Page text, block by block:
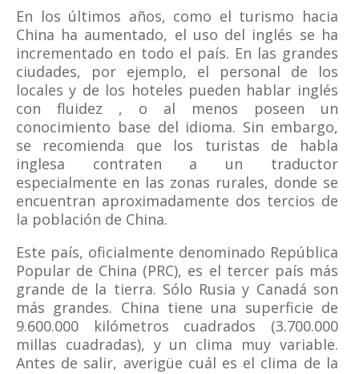
En los últimos años, como el turismo hacia
China ha aumentado, el uso del inglés se ha
incrementado en todo el país. En las grandes
ciudades, por ejemplo, el personal de los
locales y de los hoteles pueden hablar inglés
con fluidez , o al menos poseen un
conocimiento base del idioma. Sin embargo,
se recomienda que los turistas de habla
inglesa contraten a un traductor
especialmente en las zonas rurales, donde se
encuentran aproximadamente dos tercios de
la población de China.
Este país, oficialmente denominado República
Popular de China (PRC), es el tercer país más
grande de la tierra. Sólo Rusia y Canadá son
más grandes. China tiene una superficie de
9.600.000 kilómetros cuadrados (3.700.000
millas cuadradas), y un clima muy variable.
Antes de salir, averigüe cuál es el clima de la